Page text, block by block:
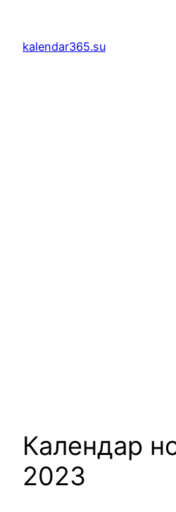
kalendar365.su
Календар
2023